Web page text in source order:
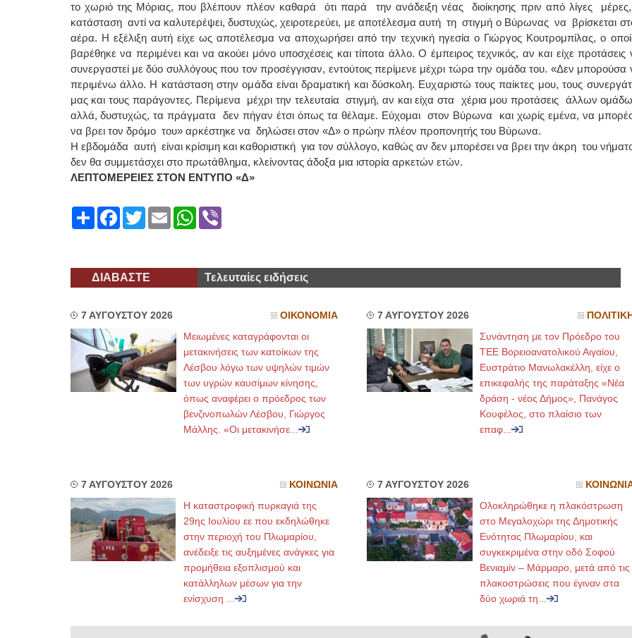
το χωριό της Μόριας, που βλέπουν πλέον καθαρά ότι παρά την ανάδειξη νέας διοίκησης πριν από λίγες
κατάσταση αντί να καλυτερέψει, δυστυχώς, χειροτερεύει, με αποτέλεσμα αυτή τη στιγμή ο Βύρωνας να βρίσκεται
αέρα. Η εξέλιξη αυτή είχε ως αποτέλεσμα να αποχωρήσει από την τεχνική ηγεσία ο Γιώργος Κουτρομπίλας, ο
βαρέθηκε να περιμένει και να ακούει μόνο υποσχέσεις και τίποτα άλλο. Ο έμπειρος τεχνικός, αν και είχε προτάσεις
συνεργαστεί με δύο συλλόγους που τον προσέγγισαν, εντούτοις περίμενε μέχρι τώρα την ομάδα του. «Δεν μπορούσα
περιμένω άλλο. Η κατάσταση στην ομάδα είναι δραματική και δύσκολη. Ευχαριστώ τους παίκτες μου, τους
μας και τους παράγοντες. Περίμενα μέχρι την τελευταία στιγμή, αν και είχα στα χέρια μου προτάσεις άλλων
αλλά, δυστυχώς, τα πράγματα δεν πήγαν έτσι όπως τα θέλαμε. Εύχομαι στον Βύρωνα και χωρίς εμένα, να
να βρει τον δρόμο του» αρκέστηκε να δηλώσει στον «Δ» ο πρώην πλέον προπονητής του Βύρωνα.
Η εβδομάδα αυτή είναι κρίσιμη και καθοριστική για τον σύλλογο, καθώς αν δεν μπορέσει να βρει την άκρη του
δεν θα συμμετάσχει στο πρωτάθλημα, κλείνοντας άδοξα μια ιστορία αρκετών ετών.
ΛΕΠΤΟΜΕΡΕΙΕΣ ΣΤΟΝ ΕΝΤΥΠΟ «Δ»
ShareFacebook
TwitterEmailWhatsApp
Viber
ΔΙΑΒΑΣΤΕ Τελευταίες ειδήσεις
7 ΑΥΓΟΥΣΤΟΥ 2026 ΟΙΚΟΝΟΜΙΑ
Μειωμένες καταγράφονται οι
μετακινήσεις των κατοίκων της
Λέσβου λόγω των υψηλών τιμών
των υγρών καυσίμων κίνησης,
όπως αναφέρει ο πρόεδρος των
βενζινοπωλών Λέσβου, Γιώργος
Μάλλης. «Οι μετακινήσε...
7 ΑΥΓΟΥΣΤΟΥ 2026 ΠΟΛΙΤΙΚΗ
Συνάντηση με τον Πρόεδρο του
ΤΕΕ Βορειοανατολικού Αιγαίου,
Ευστράτιο Μανωλακέλλη, είχε ο
επικεφαλής της παράταξης «Νέα
δράση - νέος Δήμος», Πανάγος
Κουφέλος, στο πλαίσιο των
επαφ...
7 ΑΥΓΟΥΣΤΟΥ 2026 ΚΟΙΝΩΝΙΑ
Η καταστροφική πυρκαγιά της
29ης Ιουλίου εε που εκδηλώθηκε
στην περιοχή του Πλωμαρίου,
ανέδειξε τις αυξημένες ανάγκες για
προμήθεια εξοπλισμού και
κατάλληλων μέσων για την
ενίσχυση ...
7 ΑΥΓΟΥΣΤΟΥ 2026
Ολοκληρώθηκε η πλακόστρωση
στο Μεγαλοχώρι της Δημοτικής
Ενότητας Πλωμαρίου, και
συγκεκριμένα στην οδό Σοφού
Βενιαμίν – Μάρμαρο, μετά από τις
πλακοστρώσεις που έγιναν στα
δύο χωριά τη...